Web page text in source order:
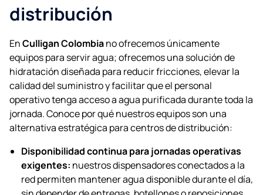
distribución
EnCulligan Colombiano ofrecemos únicamente
equipos para servir agua; ofrecemos una solución de
hidratación diseñada para reducir fricciones, elevar la
calidad del suministro y facilitar que el personal
operativo tenga acceso a agua purificada durante toda la
jornada. Conoce por qué nuestros equipos son una
alternativa estratégica para centros de distribución:
Disponibilidad continua para jornadas operativas
exigentes: nuestros dispensadores conectados a la
red permiten mantener agua disponible durante el día,